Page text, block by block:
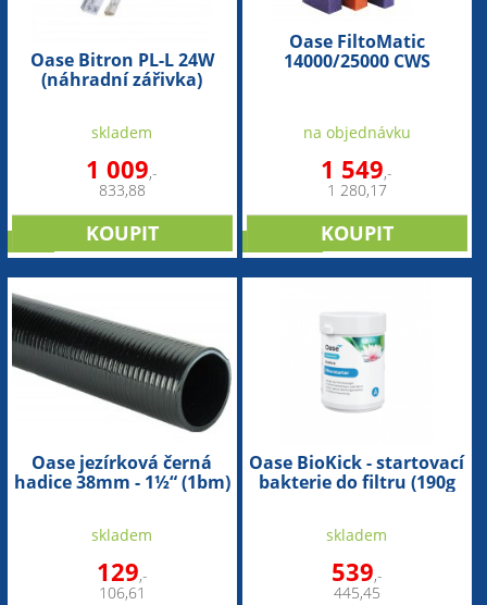
Oase Bitron PL-L 24W
(náhradní zářivka)
skladem
1 009,-
833,88
Oase FiltoMatic
14000/25000 CWS
na objednávku
1 549,-
1 280,17
Oase jezírková černá
hadice 38mm - 1½“ (1bm)
skladem
129,-
106,61
Oase BioKick - startovací
bakterie do filtru (190g
skladem
539,-
445,45